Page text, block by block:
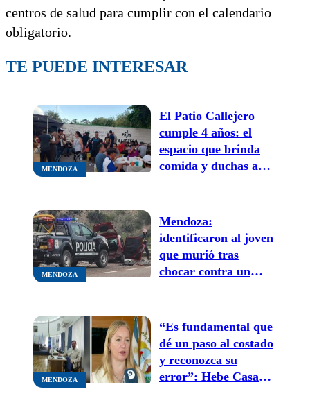
centros de salud para cumplir con el calendario
obligatorio.
TE PUEDE INTERESAR
MENDOZA
El Patio Callejero
cumple 4 años: el
espacio que brinda
comida y duchas a
colaborar
MENDOZA
Mendoza:
identificaron al joven
que murió tras
chocar contra un
MENDOZA
“Es fundamental que
dé un paso al costado
y reconozca su
error”: Hebe Casado